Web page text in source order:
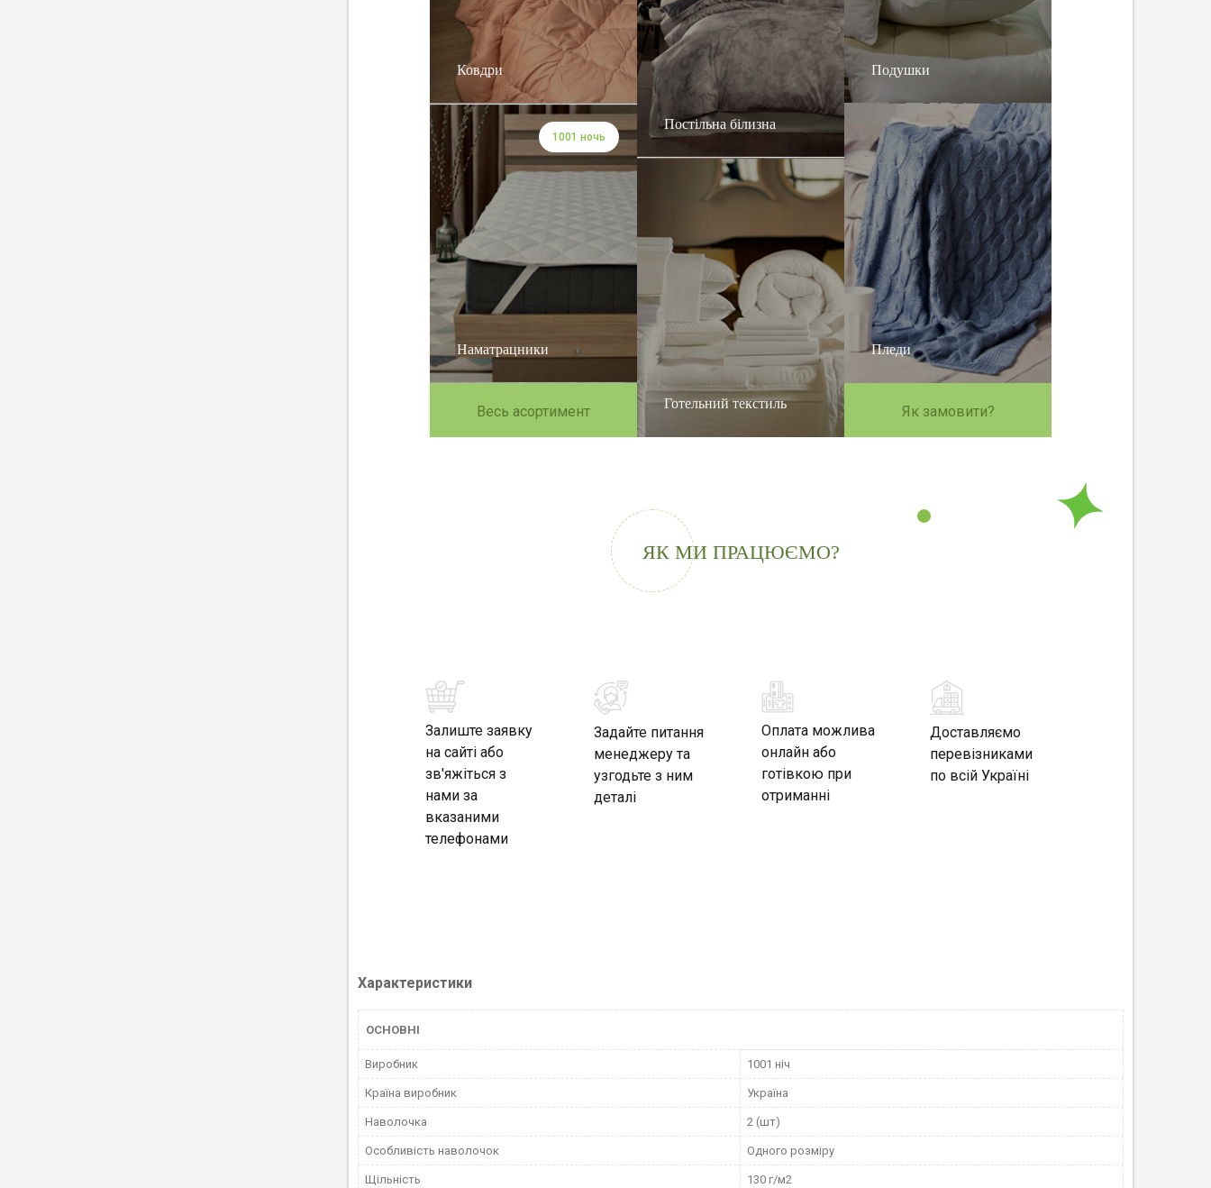
Ковдри
Наматрацники
1001 ночь
Весь асортимент
Постільна білизна
Готельний текстиль
Подушки
Пледи
Як замовити?
ЯК МИ ПРАЦЮЄМО?
Залиште заявку
на сайті або
зв'яжіться з
нами за
вказаними
телефонами
Задайте питання
менеджеру та
узгодьте з ним
деталі
Оплата можлива
онлайн або
готівкою при
отриманні
Доставляємо
перевізниками
по всій Україні
Характеристики
ОСНОВНІ
Виробник 1001 ніч
Країна виробник Україна
Наволочка 2 (шт)
Особливість наволочок Одного розміру
Щільність 130 г/м2